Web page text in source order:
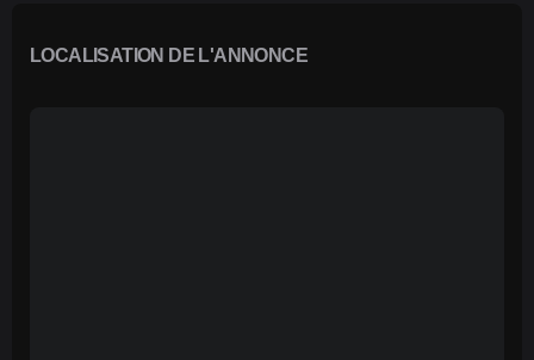
LOCALISATION DE L'ANNONCE